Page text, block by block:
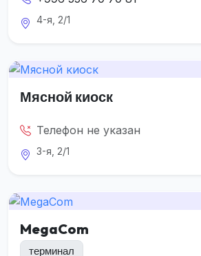
4-я, 2/1
Мясной киоск
Телефон не указан
3-я, 2/1
MegaCom
терминал